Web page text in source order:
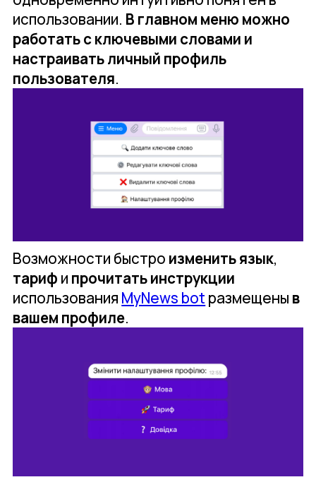
использовании. В главном меню можно
работать с ключевыми словами и
настраивать личный профиль
пользователя.
Возможности быстро изменить язык,
тариф и прочитать инструкции
использования MyNews bot размещены в
вашем профиле.